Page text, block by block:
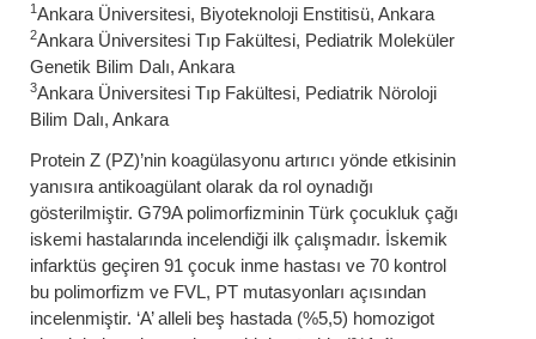
1 Ankara Üniversitesi, Biyoteknoloji Enstitisü, Ankara
2Ankara Üniversitesi Tıp Fakültesi, Pediatrik Moleküler
Genetik Bilim Dalı, Ankara
3Ankara Üniversitesi Tıp Fakültesi, Pediatrik Nöroloji
Bilim Dalı, Ankara
Protein Z (PZ)’nin koagülasyonu artırıcı yönde etkisinin
yanısıra antikoagülant olarak da rol oynadığı
gösterilmiştir. G79A polimorfizminin Türk çocukluk çağı
iskemi hastalarında incelendiği ilk çalışmadır. İskemik
infarktüs geçiren 91 çocuk inme hastası ve 70 kontrol
bu polimorfizm ve FVL, PT mutasyonları açısından
incelenmiştir. ‘A’ alleli beş hastada (%5,5) homozigot